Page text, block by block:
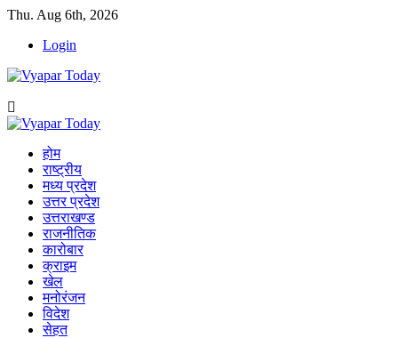
Skip
content
Thu. Aug 6th, 2026
Login
Primary
होम
राष्ट्रीय
मध्य प्रदेश
उत्तर प्रदेश
उत्तराखण्ड
राजनीतिक
कारोबार
क्राइम
खेल
मनोरंजन
विदेश
सेहत